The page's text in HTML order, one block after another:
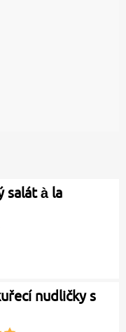
salát à la
nudličky s